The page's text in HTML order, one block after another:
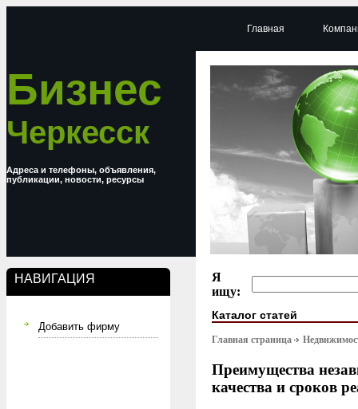
Бизнес
Черкесск
Адреса и телефоны, объявления,
публикации, новости, ресурсы
НАВИГАЦИЯ
Добавить фирму
Главная
Я
ищу:
Каталог статей
Главная страница
Преимущества
качества и сроков